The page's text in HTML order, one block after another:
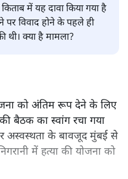
में यह दावा किया गया है
पर विवाद होने के पहले ही
थी। क्या है मामला?
को अंतिम रूप देने के लिए
बैठक का स्वांग रचा गया
अस्वस्थता के बावजूद मुंबई से
में हत्या की योजना को